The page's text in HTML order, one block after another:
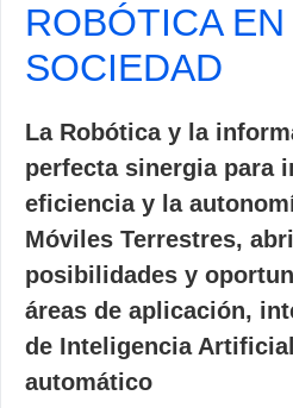
ROBÓTICA
SOCIEDAD
La Robótica y la
perfecta sinergia para
eficiencia y la
Móviles Terrestres,
posibilidades y
áreas de aplicación,
de Inteligencia
automático